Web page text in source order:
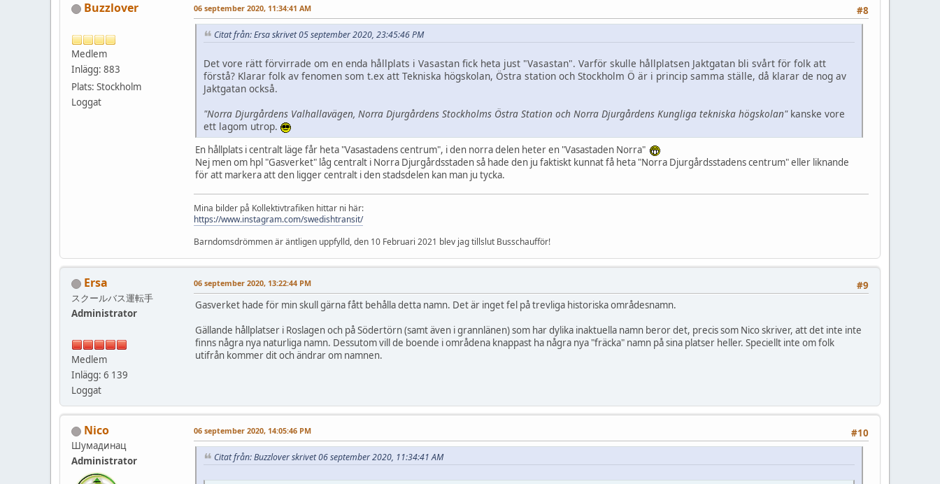
Buzzlover
Medlem
Inlägg: 883
Plats: Stockholm
Loggat
#8
06 september 2020, 11:34:41 AM
Citat från: Ersa skrivet 05 september 2020, 23:45:46 PM
Det vore rätt förvirrade om en enda hållplats i Vasastan fick heta just "Vasastan". Varför skulle hållplatsen Jaktgatan bli svårt för folk att
förstå? Klarar folk av fenomen som t.ex att Tekniska högskolan, Östra station och Stockholm Ö är i princip samma ställe, då klarar de nog av
Jaktgatan också.
"Norra Djurgårdens Valhallavägen, Norra Djurgårdens Stockholms Östra Station och Norra Djurgårdens Kungliga tekniska högskolan"kanske vore
ett lagom utrop.
En hållplats i centralt läge får heta "Vasastadens centrum", i den norra delen heter en "Vasastaden Norra"
Nej men om hpl "Gasverket" låg centralt i Norra Djurgårdsstaden så hade den ju faktiskt kunnat få heta "Norra Djurgårdsstadens centrum" eller liknande
för att markera att den ligger centralt i den stadsdelen kan man ju tycka.
Mina bilder på Kollektivtrafiken hittar ni här:
https://www.instagram.com/swedishtransit/
Barndomsdrömmen är äntligen uppfylld, den 10 Februari 2021 blev jag tillslut Busschaufför!
Ersa
スクールバス運転手
Administrator
Medlem
Inlägg: 6 139
Loggat
#9
06 september 2020, 13:22:44 PM
Gasverket hade för min skull gärna fått behålla detta namn. Det är inget fel på trevliga historiska områdesnamn.
Gällande hållplatser i Roslagen och på Södertörn (samt även i grannlänen) som har dylika inaktuella namn beror det, precis som Nico skriver, att det inte inte
finns några nya naturliga namn. Dessutom vill de boende i områdena knappast ha några nya "fräcka" namn på sina platser heller. Speciellt inte om folk
utifrån kommer dit och ändrar om namnen.
Nico
Шумадинац
Administrator
#10
06 september 2020, 14:05:46 PM
Citat från: Buzzlover skrivet 06 september 2020, 11:34:41 AM